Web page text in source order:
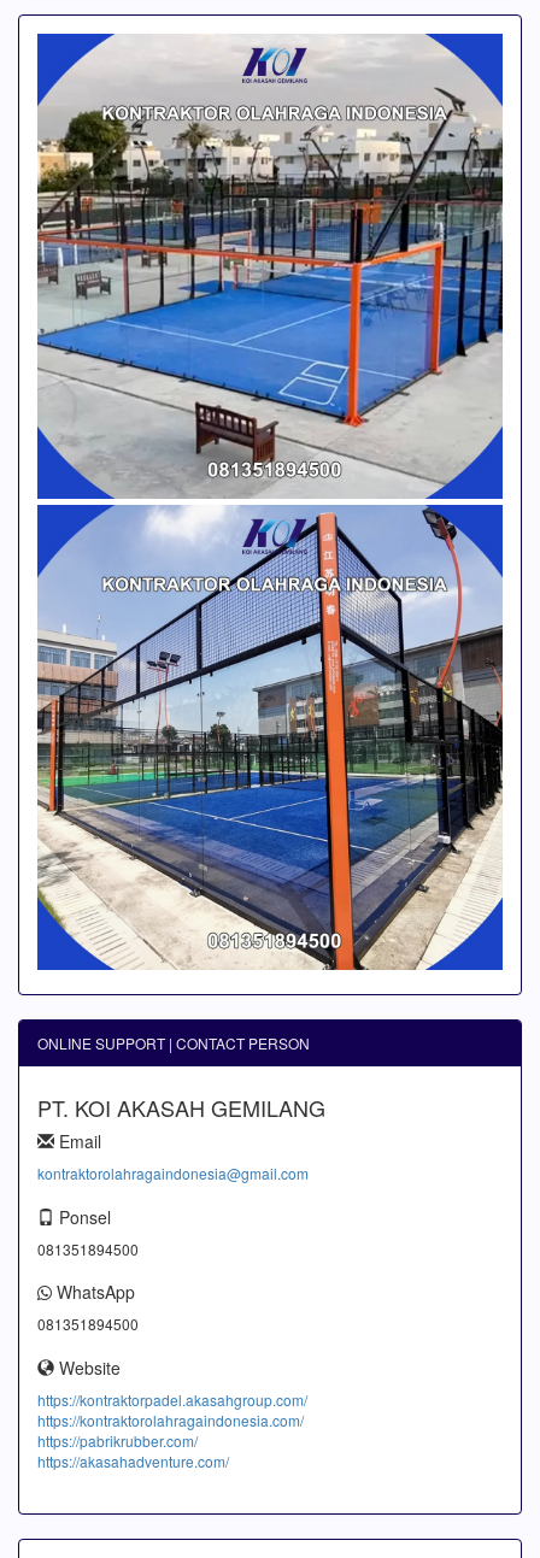
ONLINE SUPPORT | CONTACT PERSON
PT. KOI AKASAH GEMILANG
Email
kontraktorolahragaindonesia@gmail.com
Ponsel
081351894500
WhatsApp
081351894500
Website
https://kontraktorpadel.akasahgroup.com/
https://kontraktorolahragaindonesia.com/
https://pabrikrubber.com/
https://akasahadventure.com/